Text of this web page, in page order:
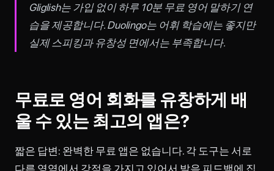
Gliglish는 가입 없이 하루 10분 무료 영어 말하기 연
습을 제공합니다. Duolingo는 어휘 학습에는 좋지만
실제 스피킹과 유창성 면에서는 부족합니다.
무료로 영어 회화를 유창하게 배
울 수 있는 최고의 앱은?
짧은 답변: 완벽한 무료 앱은 없습니다. 각 도구는 서로